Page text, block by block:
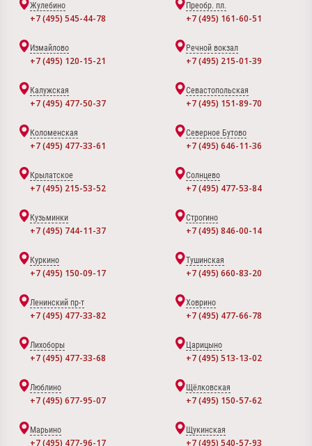
Жулебино
+7 (495) 545-44-78
Преобр. пл.
+7 (495) 161-60-51
Измайлово
+7 (495) 120-15-21
Речной вокзал
+7 (495) 215-01-39
Калужская
+7 (495) 477-50-37
Севастопольская
+7 (495) 151-89-70
Коломенская
+7 (495) 477-33-61
Северное Бутово
+7 (495) 646-11-36
Крылатское
+7 (495) 215-53-52
Солнцево
+7 (495) 477-53-84
Кузьминки
+7 (495) 744-11-37
Строгино
+7 (495) 846-00-14
Куркино
+7 (495) 150-09-17
Тушинская
+7 (495) 660-83-20
Ленинский пр-т
+7 (495) 477-33-82
Ховрино
+7 (495) 477-66-78
Лихоборы
+7 (495) 477-33-68
Царицыно
+7 (495) 513-13-02
Люблино
+7 (495) 677-95-07
Щёлковская
+7 (495) 150-57-62
Марьино
+7 (495) 477-96-17
Щукинская
+7 (495) 540-57-93